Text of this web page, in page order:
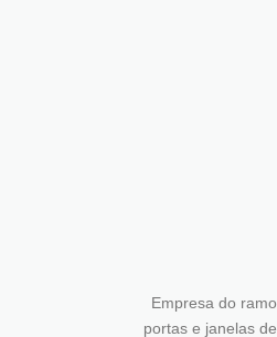
Empresa do
portas e janelas